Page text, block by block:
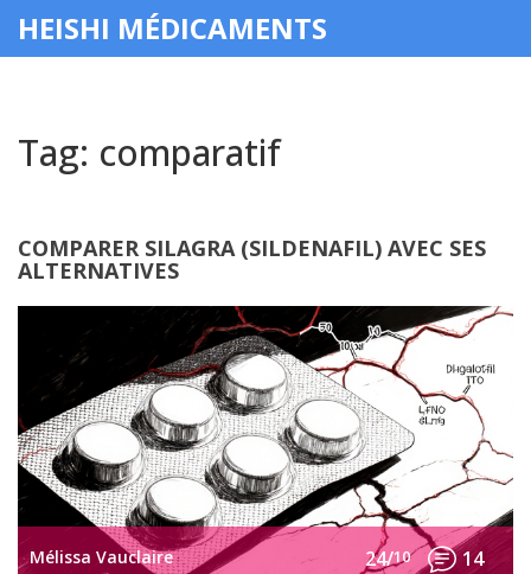
HEISHI MÉDICAMENTS
Tag: comparatif
COMPARER SILAGRA (SILDENAFIL) AVEC SES
ALTERNATIVES
Mélissa Vauclaire 24/10 14